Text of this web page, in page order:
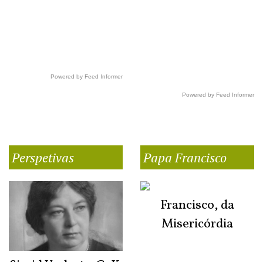
Powered by Feed Informer
Powered by Feed Informer
Perspetivas Papa Francisco
Francisco, da
Misericórdia